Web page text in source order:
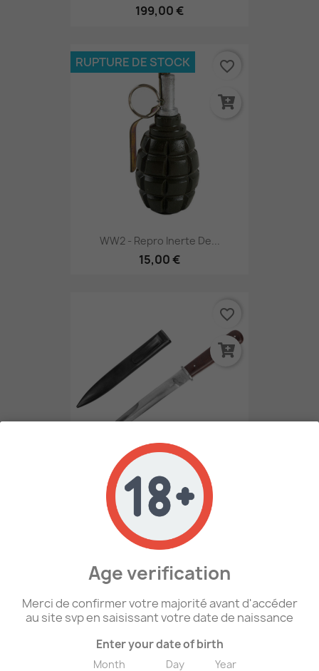
199,00 €
WW2 - Repro Inerte De...
15,00 €
RUPTURE DE STOCK favorite_border
WW2 - - Couteau De Tranchée...
48,00 €
favorite_border
Age verification
Merci de confirmer votre majorité avant d'accéder
au site svp en saisissant votre date de naissance
Enter your date of birth
Month Day Year